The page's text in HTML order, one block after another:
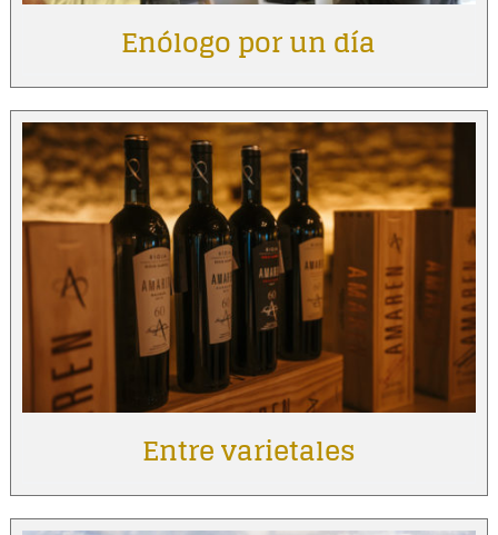
Enólogo por un día
Entre varietales